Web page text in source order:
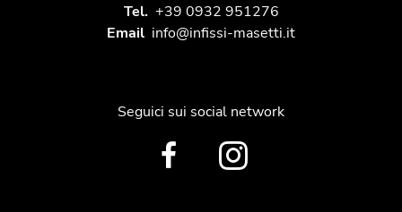
Tel. +39 0932 951276
Email info@infissi-masetti.it
Seguici sui social network